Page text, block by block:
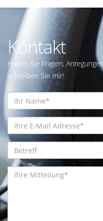
Kontakt
Haben Sie Fragen,
schreiben Sie mir!